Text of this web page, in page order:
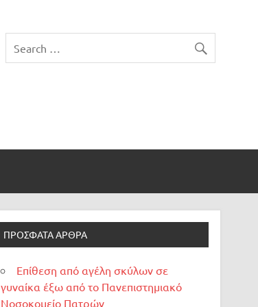
ΠΡΌΣΦΑΤΑ ΆΡΘΡΑ
Επίθεση από αγέλη σκύλων σε
γυναίκα έξω από το Πανεπιστημιακό
Νοσοκομείο Πατρών